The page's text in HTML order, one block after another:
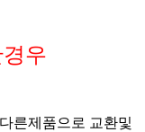
우
른제품으로 교환및